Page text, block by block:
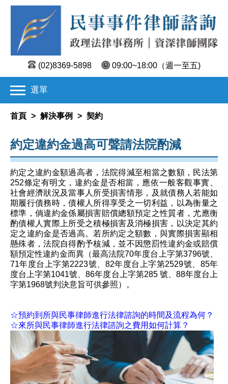
(02)8369-5898 09:00~18:00 （週一至五)
選單
首頁 > 解決事例 > 契約
約定違約金過高可聲請法院酌減
約定之違約金額過高者，法院得減至相當之數額，民法第
252條定有明文，違約金是否相當，應依一般客觀事實、
社會經濟狀況及當事人所受損害情形，及就債務人若能如
期履行債務時，債權人所得享受之一切利益，以為衡量之
標準，倘違約金係屬損害賠償總額預定之性質者，尤應衡
酌債權人實際上所受之積極損害及消極損害，以決定其約
定之違約金是否過高。若所約定之額數，與實際損害顯相
懸殊者，法院自得酌予核減，並不因懲罰性違約金或賠償
額預定性違約金而異（最高法院70年度台上字第3796號、
71年度台上字第2223號、82年度台上字第2529號、85年
度台上字第1041號、86年度台上字第285 號、88年度台上
字第1968號判決意旨可供參照）。
☆預約到所與民事律師進行法律諮詢的時間及流程為何？
☆來所與民事律師進行法律諮詢之費用如何計算？